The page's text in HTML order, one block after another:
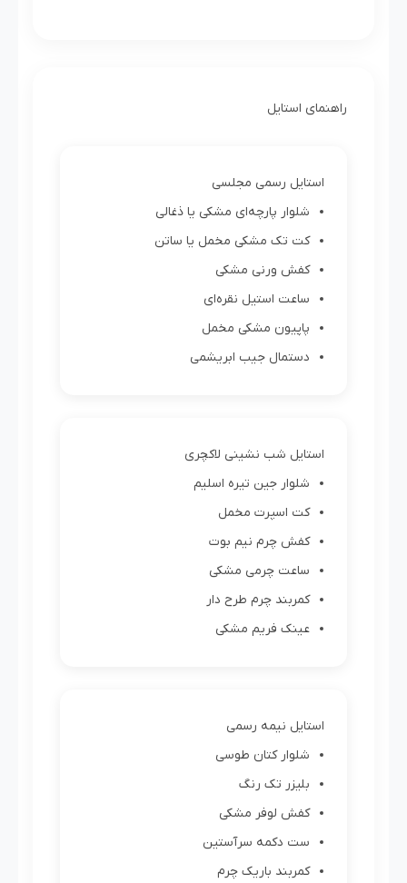
راهنمای استایل
استایل رسمی مجلسی
شلوار پارچه‌ای مشکی یا ذغالی
کت تک مشکی مخمل یا ساتن
کفش ورنی مشکی
ساعت استیل نقره‌ای
پاپیون مشکی مخمل
دستمال جیب ابریشمی
استایل شب نشینی لاکچری
شلوار جین تیره اسلیم
کت اسپرت مخمل
کفش چرم نیم بوت
ساعت چرمی مشکی
کمربند چرم طرح دار
عینک فریم مشکی
استایل نیمه رسمی
شلوار کتان طوسی
بلیزر تک رنگ
کفش لوفر مشکی
ست دکمه سرآستین
کمربند باریک چرم